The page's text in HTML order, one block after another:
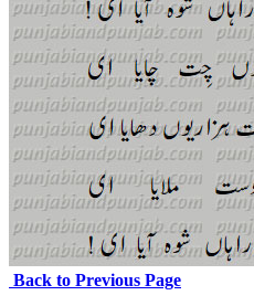
Back to Previous Page